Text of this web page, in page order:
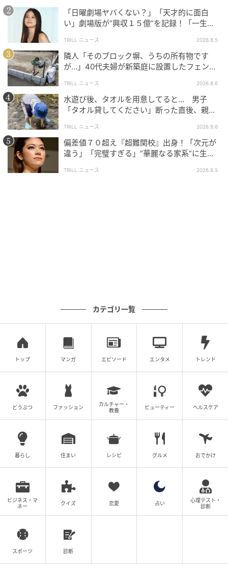
「日曜劇場ヤバくない？」「天才的に面白
い」劇場版が“興収１５億”を記録！「一生言
TRILL ニュース 2026.8.5
隣人「そのブロック塀、うちの所有物です
が…」40代夫婦が新築庭に設置したフェン
TRILL ニュース 2026.8.6
水遊び後、タオルを用意してると… 男子
「タオル貸してください」断った直後、親が
TRILL ニュース 2026.8.6
偏差値７０超え『超難関校』出身！「次元が
違う」「完璧すぎる」“華麗なる家系”に生ま
TRILL ニュース 2026.8.5
カテゴリ一覧
トップ マンガ エピソード エンタメ トレンド
どうぶつ ファッション
カルチャー・
教養
ビューティー ヘルスケア
暮らし 住まい レシピ グルメ おでかけ
ビジネス・マ
ネー
クイズ 恋愛 占い
心理テスト・
診断
スポーツ 診断